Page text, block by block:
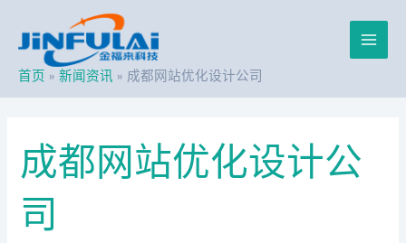
Main
首页 新闻资讯 成都网站优化设计公司
成都网站优化设计公
司
索：